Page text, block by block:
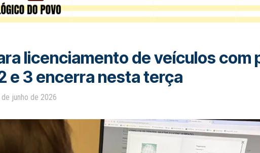
licenciamento de veículos com
e 3 encerra nesta terça
de junho de 2026